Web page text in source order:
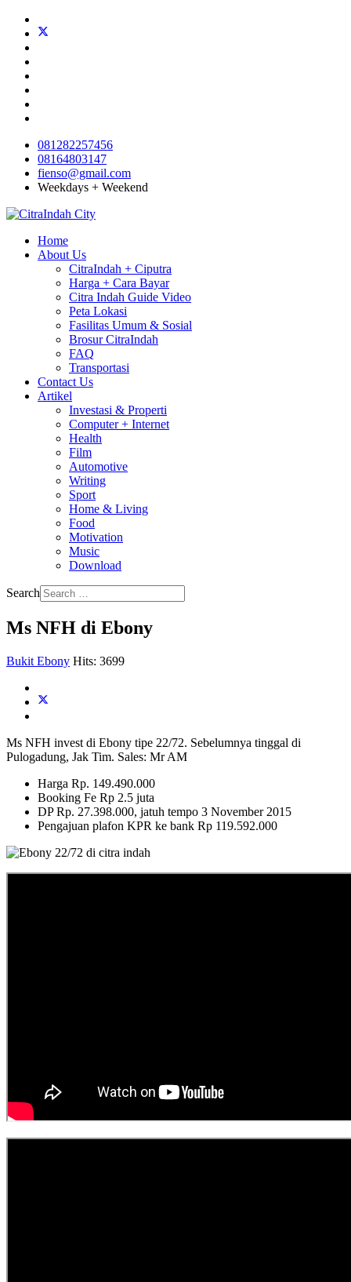
081282257456
08164803147
fienso@gmail.com
Weekdays + Weekend
Home
About Us
CitraIndah + Ciputra
Harga + Cara Bayar
Citra Indah Guide Video
Peta Lokasi
Fasilitas Umum & Sosial
Brosur CitraIndah
FAQ
Transportasi
Contact Us
Artikel
Investasi & Properti
Computer + Internet
Health
Film
Automotive
Writing
Sport
Home & Living
Food
Motivation
Music
Download
Search
Ms NFH di Ebony
Bukit Ebony Hits: 3699
Ms NFH invest di Ebony tipe 22/72. Sebelumnya tinggal di
Pulogadung, Jak Tim. Sales: Mr AM
Harga Rp. 149.490.000
Booking Fe Rp 2.5 juta
DP Rp. 27.398.000, jatuh tempo 3 November 2015
Pengajuan plafon KPR ke bank Rp 119.592.000